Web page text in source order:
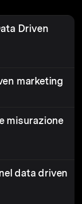
Driven
marketing
misurazione
data driven